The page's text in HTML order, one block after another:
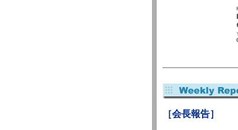
［会長報告］